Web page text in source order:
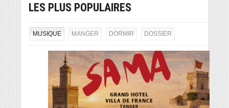
LES PLUS POPULAIRES
MUSIQUE MANGER DORMIR DOSSIER